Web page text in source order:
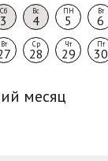
Сб
3
Вс
4
ПН
5
Вт
6
Вт Ср
28
Чт
29
Пт
30
месяц